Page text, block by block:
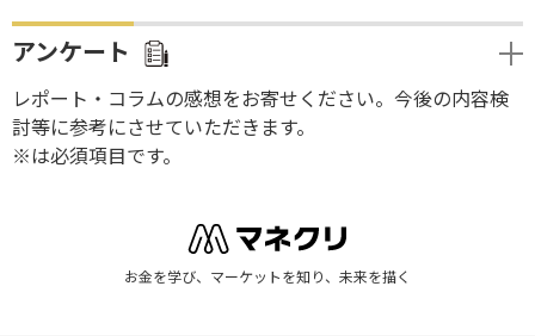
アンケート
レポート・コラムの感想をお寄せください。今後の内容検
討等に参考にさせていただきます。
※は必須項目です。
お金を学び、マーケットを知り、未来を描く